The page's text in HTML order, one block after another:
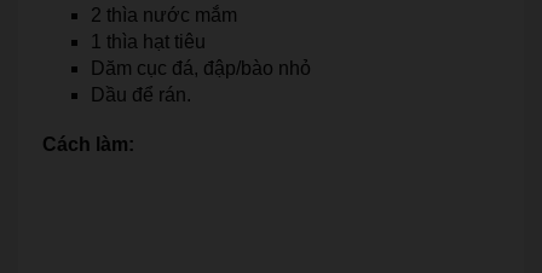
2 thìa nước mắm
1 thìa hạt tiêu
Dăm cục đá, đập/bào nhỏ
Dầu để rán.
Cách làm: